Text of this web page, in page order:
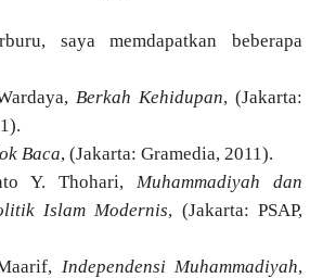
saya memdapatkan beberapa
Berkah Kehidupan, (Jakarta:
Baca, (Jakarta: Gramedia, 2011).
Y. Thohari, Muhammadiyah dan
Islam Modernis, (Jakarta: PSAP,
Independensi Muhammadiyah,